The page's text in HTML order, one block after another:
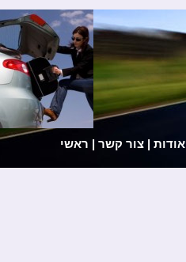
ראשי צור קשר | אודות |